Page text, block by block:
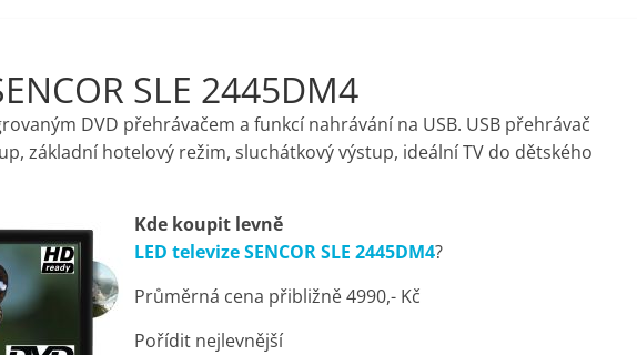
SLE 2445DM4
DVD přehrávačem a funkcí nahrávání na USB. USB přehrávač
základní hotelový režim, sluchátkový výstup, ideální TV do dětského
Kde koupit levně
LED televize SENCOR SLE 2445DM4?
Průměrná cena přibližně 4990,- Kč
Pořídit nejlevnější